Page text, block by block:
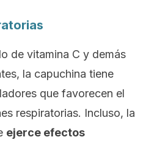
de vitamina C y demás
la capuchina tiene
que favorecen el
respiratorias. Incluso, la
ejerce efectos